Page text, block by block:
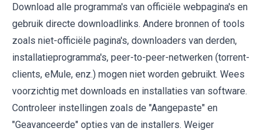
Download alle programma's van officiële webpagina's en
gebruik directe downloadlinks. Andere bronnen of tools
zoals niet-officiële pagina's, downloaders van derden,
installatieprogramma's, peer-to-peer-netwerken (torrent-
clients, eMule, enz.) mogen niet worden gebruikt. Wees
voorzichtig met downloads en installaties van software.
Controleer instellingen zoals de "Aangepaste" en
"Geavanceerde" opties van de installers. Weiger